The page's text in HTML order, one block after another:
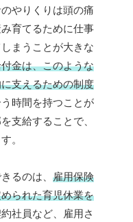
やりくりは頭の痛
育てるために仕事
まうことが大きな
金は、このような
支えるための制度
時間を持つことが
支給することで、
。
るのは、 雇用保険
られた育児休業を
社員など、雇用さ